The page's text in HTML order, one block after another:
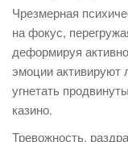
Чрезмерная
на фокус,
деформируя
эмоции активируют
угнетать
казино.
Тревожность,